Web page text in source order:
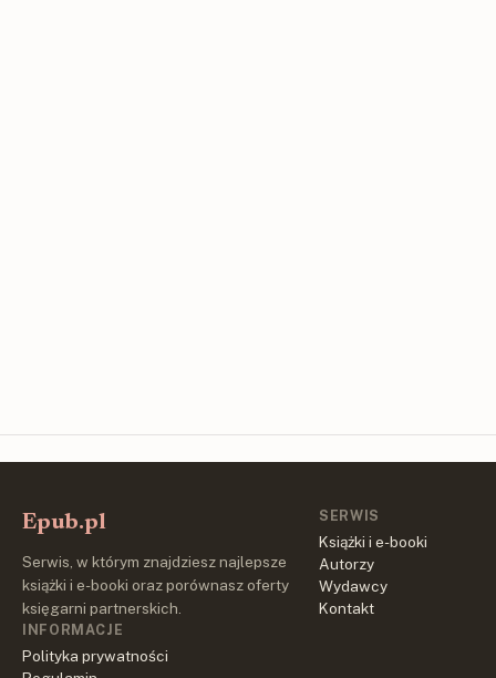
Epub.pl
Serwis, w którym znajdziesz najlepsze
książki i e-booki oraz porównasz oferty
księgarni partnerskich.
SERWIS
Książki i e-booki
Autorzy
Wydawcy
Kontakt
INFORMACJE
Polityka prywatności